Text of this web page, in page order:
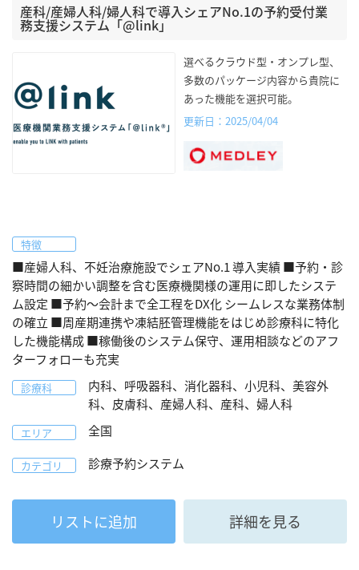
産科/産婦人科/婦人科で導入シェアNo.1の予約受付業
務支援システム「@link」
選べるクラウド型・オンプレ型、
多数のパッケージ内容から貴院に
あった機能を選択可能。
更新日：2025/04/04
特徴
■産婦人科、不妊治療施設でシェアNo.1 導入実績 ■予約・診
察時間の細かい調整を含む医療機関様の運用に即したシステ
ム設定 ■予約～会計まで全工程をDX化 シームレスな業務体制
の確立 ■周産期連携や凍結胚管理機能をはじめ診療科に特化
した機能構成 ■稼働後のシステム保守、運用相談などのアフ
ターフォローも充実
診療科
内科、呼吸器科、消化器科、小児科、美容外
科、皮膚科、産婦人科、産科、婦人科
エリア 全国
カテゴリ 診療予約システム
リストに追加 詳細を見る